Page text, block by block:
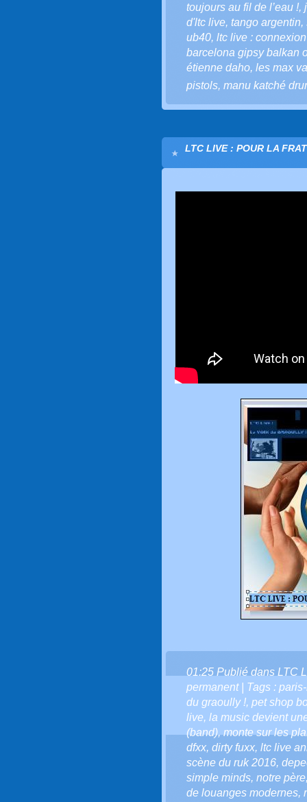
toujours au fil de l’eau !,
d'ltc live, tango argentin,
ub40, ltc live :
barcelona gipsy balkan
étienne daho, les max
pistols, manu katché
LTC LIVE : POUR LA
01:25 Publié dans LTC
permanent| Tags :
du graoully !, pet shop
live, la music devient
(band),monte sur les
dfxx, dirty fuxx, ltc live
scène du ruk 2016,
simple minds, notre père
de louanges modernes,